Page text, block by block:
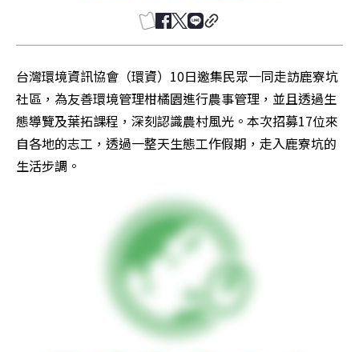
台灣環境資訊協會（環資）10日邀集民眾一同走訪鹿寮坑
社區，為友善環境管理柑橘園進行農事管理，並且透過生
態導覽及葉拓課程，深刻認識農村風光。本次招募17位來
自各地的志工，透過一整天生態工作假期，走入鹿寮坑的
生活步調。